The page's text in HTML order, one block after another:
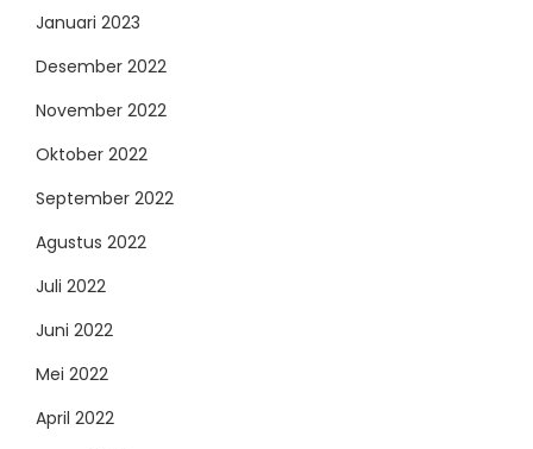
Januari 2023
Desember 2022
November 2022
Oktober 2022
September 2022
Agustus 2022
Juli 2022
Juni 2022
Mei 2022
April 2022